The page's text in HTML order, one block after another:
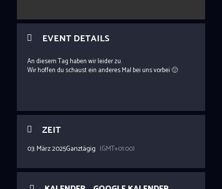
EVENT DETAILS
An diesem Tag haben wir leider zu.
Wir hoffen du schaust ein anderes Mal bei uns vorbei 🙂
ZEIT
03. März 2025Ganztägig (GMT+01:00)